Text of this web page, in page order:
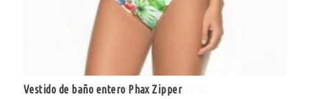
Vestido de baño entero Phax Zipper